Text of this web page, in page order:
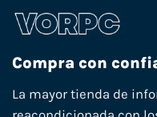
Compra con
La mayor tienda de